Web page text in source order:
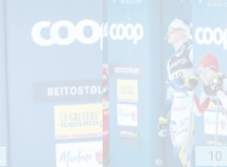
10